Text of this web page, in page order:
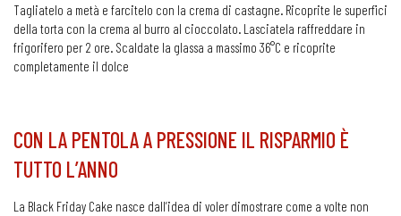
Tagliatelo a metà e farcitelo con la crema di castagne. Ricoprite le superfici
della torta con la crema al burro al cioccolato. Lasciatela raffreddare in
frigorifero per 2 ore. Scaldate la glassa a massimo 36°C e ricoprite
completamente il dolce
CON LA PENTOLA A PRESSIONE IL RISPARMIO È
TUTTO L’ANNO
La Black Friday Cake nasce dall’idea di voler dimostrare come a volte non